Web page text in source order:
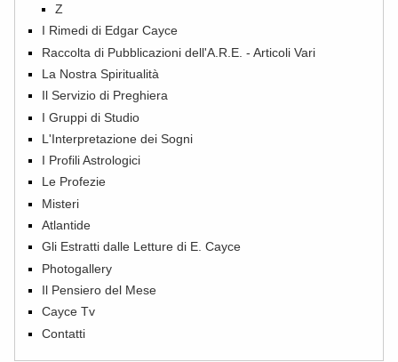
Z
I Rimedi di Edgar Cayce
Raccolta di Pubblicazioni dell'A.R.E. - Articoli Vari
La Nostra Spiritualità
Il Servizio di Preghiera
I Gruppi di Studio
L'Interpretazione dei Sogni
I Profili Astrologici
Le Profezie
Misteri
Atlantide
Gli Estratti dalle Letture di E. Cayce
Photogallery
Il Pensiero del Mese
Cayce Tv
Contatti